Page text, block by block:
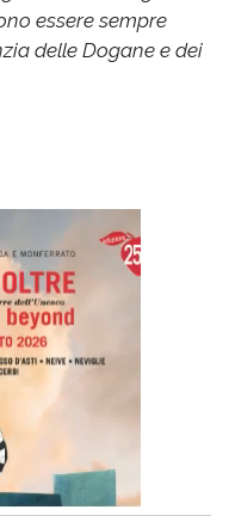
essere sempre
delle Dogane e dei